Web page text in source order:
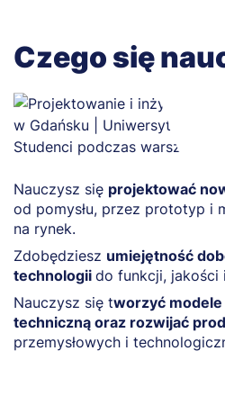
Czego się
Nauczysz się projektować
od pomysłu, przez prototyp i
na rynek.
Zdobędziesz umiejętność
technologii do funkcji, jakości
Nauczysz się tworzyć
techniczną oraz rozwijać
przemysłowych i